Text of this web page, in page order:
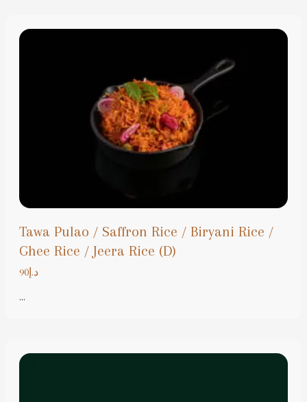
Tawa Pulao / Saffron Rice / Biryani Rice /
Ghee Rice / Jeera Rice (D)
د.إ90
...